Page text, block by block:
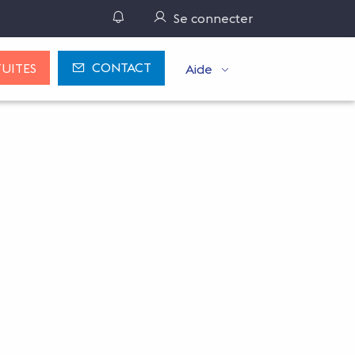
Gérer ses notifications
Se connecter
CONTACT Aide